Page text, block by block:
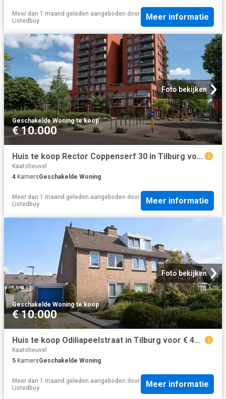
Meer dan 1 maand geleden aangeboden door
Listedbuy
Meer informatie
Foto bekijken
Geschakelde Woning·te koop
€ 10.000
Huis te koop Rector Coppenserf 30 in Tilburg voor € 375.000
Kaatsheuvel
4 KamersGeschakelde Woning
Meer dan 1 maand geleden aangeboden door
Listedbuy
Meer informatie
Foto bekijken
Geschakelde Woning·te koop
€ 10.000
Huis te koop Odiliapeelstraat in Tilburg voor € 450.000
Kaatsheuvel
5 KamersGeschakelde Woning
Meer dan 1 maand geleden aangeboden door
Listedbuy
Meer informatie